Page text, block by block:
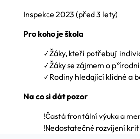
Inspekce 2023 (před 3 lety)
Pro koho je škola
✓Žáky, kteří potřebují
✓Žáky se zájmem o
✓Rodiny hledající klidné a
Na co si dát pozor
!Častá frontální výuka a
!Nedostatečné rozvíjení